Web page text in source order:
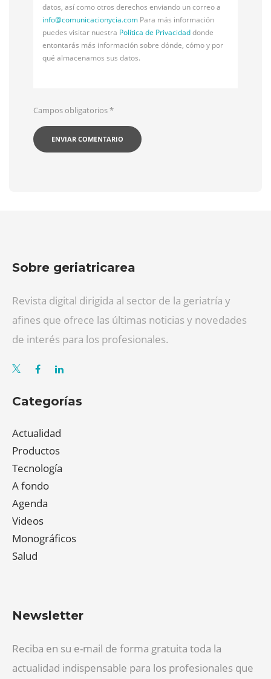
datos, así como otros derechos enviando un correo a
info@comunicacionycia.com Para más información
puedes visitar nuestra Política de Privacidaddonde
entontarás más información sobre dónde, cómo y por
qué almacenamos sus datos.
Campos obligatorios*
Sobre geriatricarea
Revista digital dirigida al sector de la geriatría y
afines que ofrece las últimas noticias y novedades
de interés para los profesionales.
Categorías
Actualidad
Productos
Tecnología
A fondo
Agenda
Videos
Monográficos
Salud
Newsletter
Reciba en su e-mail de forma gratuita toda la
actualidad indispensable para los profesionales que